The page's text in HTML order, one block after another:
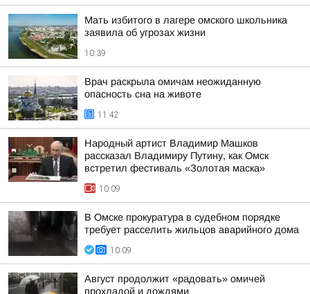
Мать избитого в лагере омского школьника
заявила об угрозах жизни
10:39
Врач раскрыла омичам неожиданную
опасность сна на животе
11:42
Народный артист Владимир Машков
рассказал Владимиру Путину, как Омск
встретил фестиваль «Золотая маска»
10:09
В Омске прокуратура в судебном порядке
требует расселить жильцов аварийного дома
10:09
Август продолжит «радовать» омичей
прохладой и дождями